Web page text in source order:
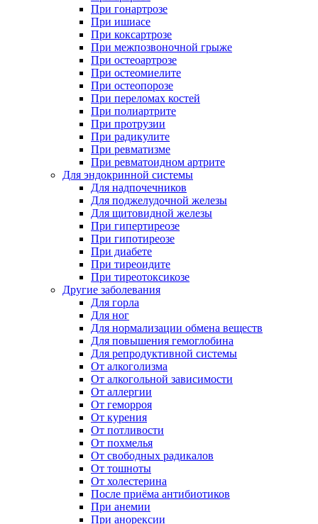
При гонартрозе
При ишиасе
При коксартрозе
При межпозвоночной грыже
При остеоартрозе
При остеомиелите
При остеопорозе
При переломах костей
При полиартрите
При протрузии
При радикулите
При ревматизме
При ревматоидном артрите
Для эндокринной системы
Для надпочечников
Для поджелудочной железы
Для щитовидной железы
При гипертиреозе
При гипотиреозе
При диабете
При тиреоидите
При тиреотоксикозе
Другие заболевания
Для горла
Для ног
Для нормализации обмена веществ
Для повышения гемоглобина
Для репродуктивной системы
От алкоголизма
От алкогольной зависимости
От аллергии
От геморроя
От курения
От потливости
От похмелья
От свободных радикалов
От тошноты
От холестерина
После приёма антибиотиков
При анемии
При анорексии